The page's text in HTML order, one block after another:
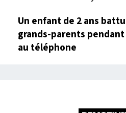
Un enfant de 2 ans
grands-parents
au téléphone